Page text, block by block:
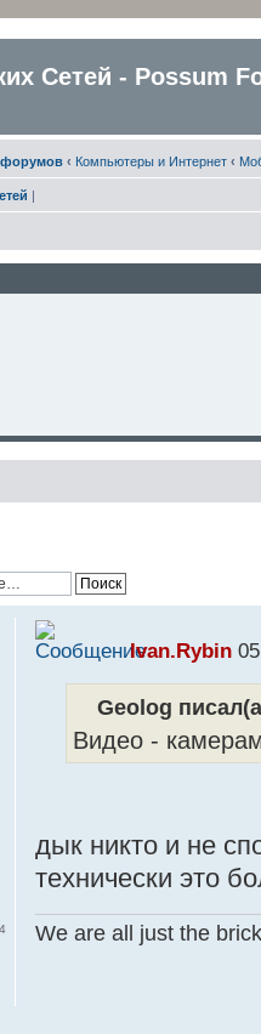
Сетей - Possum
‹ Компьютеры и Интернет ‹
|
Ivan.Rybin
Geolog
Видео -
дык никто и не
технически это
We are all just the